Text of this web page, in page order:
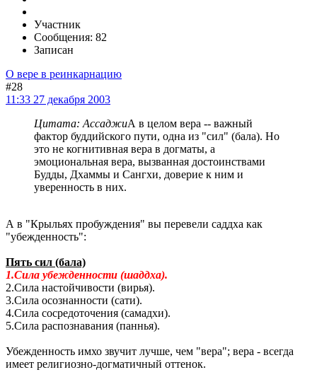
Участник
Сообщения: 82
Записан
О вере в реинкарнацию
#28
11:33 27 декабря 2003
Цитата: АссаджиА в целом вера -- важный
фактор буддийского пути, одна из "сил" (бала). Но
это не когнитивная вера в догматы, а
эмоциональная вера, вызванная достоинствами
Будды, Дхаммы и Сангхи, доверие к ним и
уверенность в них.
А в "Крыльях пробуждения" вы перевели саддха как
"убежденность":
Пять сил (бала)
1.Сила убежденности (шаддха).
2.Сила настойчивости (вирья).
3.Сила осознанности (сати).
4.Сила сосредоточения (самадхи).
5.Сила распознавания (паннья).
Убежденность имхо звучит лучше, чем "вера"; вера - всегда
имеет религиозно-догматичный оттенок.